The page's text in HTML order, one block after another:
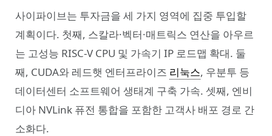
사이파이브는 투자금을 세 가지 영역에 집중 투입할
계획이다. 첫째, 스칼라·벡터·매트릭스 연산을 아우르
는 고성능 RISC-V CPU 및 가속기 IP 로드맵 확대. 둘
째, CUDA와 레드햇 엔터프라이즈 리눅스, 우분투 등
데이터센터 소프트웨어 생태계 구축 가속. 셋째, 엔비
디아 NVLink 퓨전 통합을 포함한 고객사 배포 경로 간
소화다.